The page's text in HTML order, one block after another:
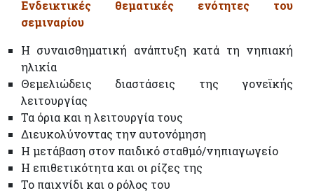
Ενδεικτικές θεματικές ενότητες του
σεμιναρίου
Η συναισθηματική ανάπτυξη κατά τη νηπιακή
ηλικία
Θεμελιώδεις διαστάσεις της γονεϊκής
λειτουργίας
Τα όρια και η λειτουργία τους
Διευκολύνοντας την αυτονόμηση
Η μετάβαση στον παιδικό σταθμό/νηπιαγωγείο
Η επιθετικότητα και οι ρίζες της
Το παιχνίδι και ο ρόλος του